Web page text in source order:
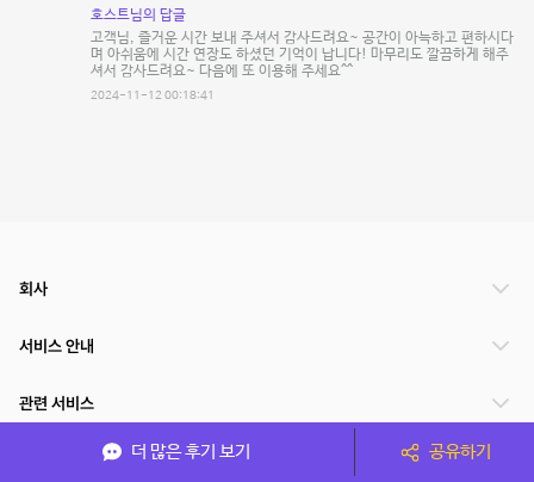
호스트님의 답글
고객님, 즐거운 시간 보내 주셔서 감사드려요~ 공간이 아늑하고 편하시다
며 아쉬움에 시간 연장도 하셨던 기억이 납니다! 마무리도 깔끔하게 해주
셔서 감사드려요~ 다음에 또 이용해 주세요^^
2024-11-12 00:18:41
더 많은 후기 보기 공유하기
회사
서비스 안내
관련 서비스